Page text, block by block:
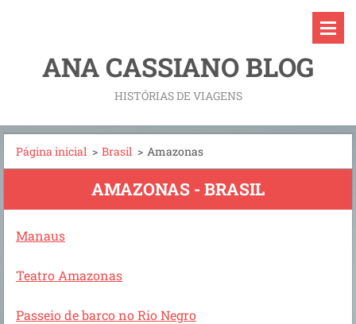
ANA CASSIANO BLOG
HISTÓRIAS DE VIAGENS
Página inicial > Brasil > Amazonas
AMAZONAS - BRASIL
Manaus
Teatro Amazonas
Passeio de barco no Rio Negro